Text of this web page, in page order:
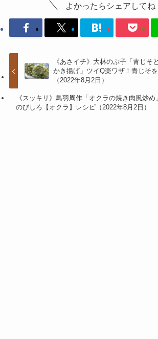
よかったらシェアしてね
《あさイチ》大林のぶ子「青じそ
かき揚げ」ツイQ楽ワザ！青じそ
（2022年8月2日）
《スッキリ》鳥羽周作「オクラの焼き肉風炒め
のびしろ【オクラ】レシピ（2022年8月2日）